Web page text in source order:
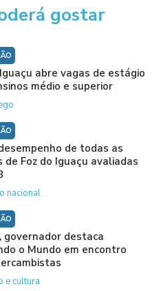
gostar
abre vagas de estágio
médio e superior
de todas as
de Foz do Iguaçu avaliadas
nacional
governador destaca
o Mundo em encontro
e cultura